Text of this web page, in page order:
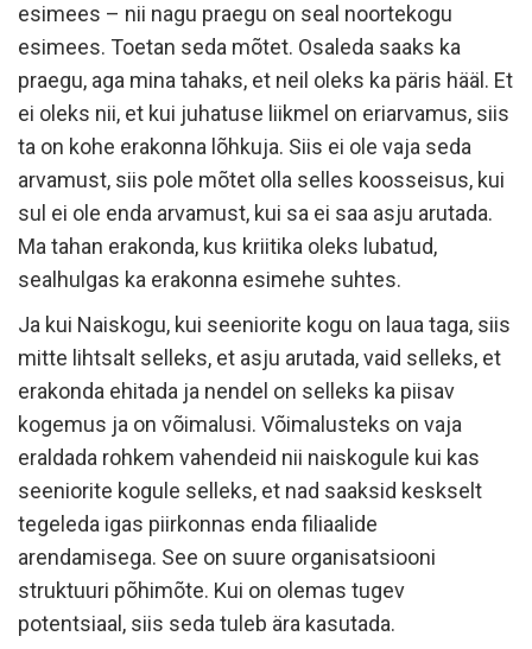
esimees – nii nagu praegu on seal noortekogu
esimees. Toetan seda mõtet. Osaleda saaks ka
praegu, aga mina tahaks, et neil oleks ka päris hääl. Et
ei oleks nii, et kui juhatuse liikmel on eriarvamus, siis
ta on kohe erakonna lõhkuja. Siis ei ole vaja seda
arvamust, siis pole mõtet olla selles koosseisus, kui
sul ei ole enda arvamust, kui sa ei saa asju arutada.
Ma tahan erakonda, kus kriitika oleks lubatud,
sealhulgas ka erakonna esimehe suhtes.
Ja kui Naiskogu, kui seeniorite kogu on laua taga, siis
mitte lihtsalt selleks, et asju arutada, vaid selleks, et
erakonda ehitada ja nendel on selleks ka piisav
kogemus ja on võimalusi. Võimalusteks on vaja
eraldada rohkem vahendeid nii naiskogule kui kas
seeniorite kogule selleks, et nad saaksid keskselt
tegeleda igas piirkonnas enda filiaalide
arendamisega. See on suure organisatsiooni
struktuuri põhimõte. Kui on olemas tugev
potentsiaal, siis seda tuleb ära kasutada.